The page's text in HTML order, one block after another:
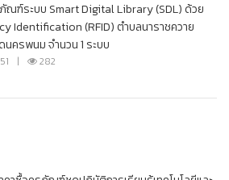
ณฑ์ระบบ Smart Digital Library (SDL) ด้วย
Identification (RFID) ตำบลนาราชควาย
ครพนม จำนวน 1 ระบบ
| 282